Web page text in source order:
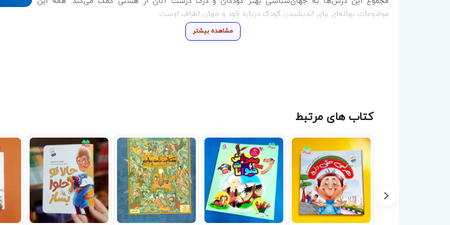
موضوعات بهانه‌ای برای اندیشیدن کودک درباره خود و جهان اطراف اوست.
مشاهده بیشتر
کتاب های مرتبط